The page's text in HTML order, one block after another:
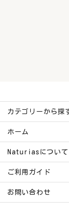
カテゴリーから探
ホーム
Naturiasについて
ご利用ガイド
お問い合わせ